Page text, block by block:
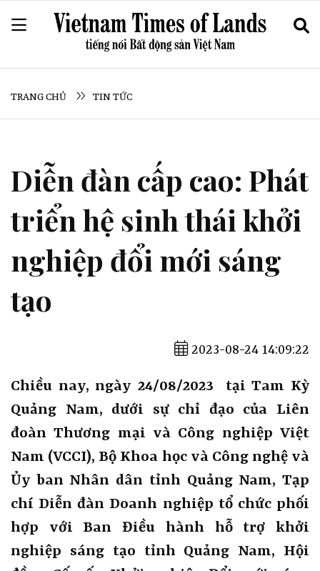
TRANG CHỦ TIN TỨC
Diễn đàn cấp cao: Phát
triển hệ sinh thái khởi
nghiệp đổi mới sáng
tạo
2023-08-24 14:09:22
Chiều nay, ngày 24/08/2023 tại Tam Kỳ
Quảng Nam, dưới sự chỉ đạo của Liên
đoàn Thương mại và Công nghiệp Việt
Nam (VCCI), Bộ Khoa học và Công nghệ và
Ủy ban Nhân dân tỉnh Quảng Nam, Tạp
chí Diễn đàn Doanh nghiệp tổ chức phối
hợp với Ban Điều hành hỗ trợ khởi
nghiệp sáng tạo tỉnh Quảng Nam, Hội